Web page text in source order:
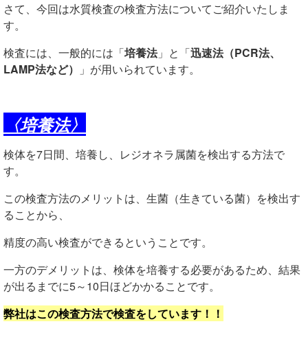
さて、今回は水質検査の検査方法についてご紹介いたしま
す。
検査には、一般的には「培養法」と「迅速法（PCR法、
LAMP法など）
」が用いられています。
〈培養法〉
検体を7日間、培養し、レジオネラ属菌を検出する方法で
す。
この検査方法のメリットは、生菌（生きている菌）を検出す
ることから、
精度の高い検査ができるということです。
一方のデメリットは、検体を培養する必要があるため、 結果
が出るまでに5～10日ほどかかることです。
弊社はこの検査方法で検査をしています！！